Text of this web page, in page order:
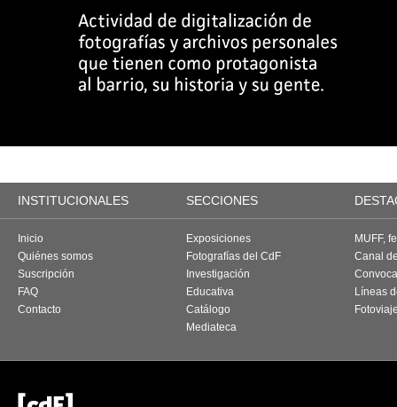
INSTITUCIONALES SECCIONES
Inicio
Quiénes somos
Suscripción
FAQ
Contacto
Exposiciones
Fotografías del CdF
Investigación
Educativa
Catálogo
Mediateca
MUFF,
Canal
Líneas